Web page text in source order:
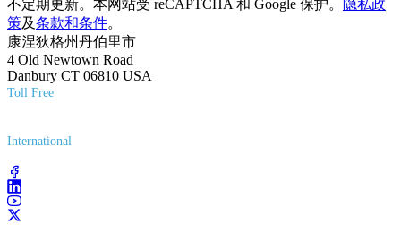
不定期更新。本网站受 reCAPTCHA 和 Google 保护。
隐私政
策及条款和条件。
康涅狄格州丹伯里市
4 Old Newtown Road
Danbury CT 06810 USA
Toll Free
International